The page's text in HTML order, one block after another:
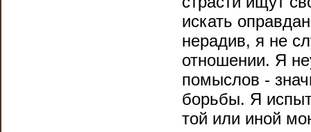
искать
нерадив, я не
отношении. Я
помыслов -
борьбы. Я
той или иной